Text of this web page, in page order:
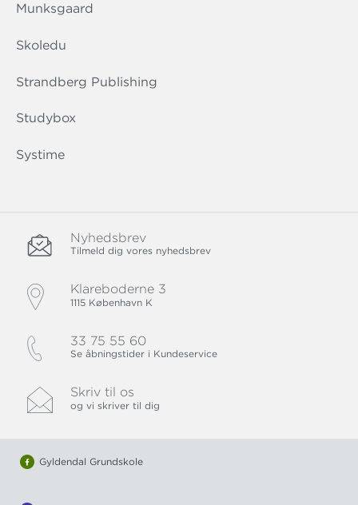
Munksgaard
Skoledu
Strandberg Publishing
Studybox
Systime
Nyhedsbrev
Tilmeld dig vores nyhedsbrev
Klareboderne 3
1115 København K
33 75 55 60
Se åbningstider i Kundeservice
Skriv til os
og vi skriver til dig
Gyldendal Grundskole